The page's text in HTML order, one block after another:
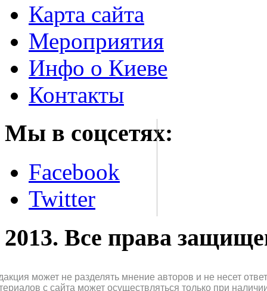
Карта сайта
Мероприятия
Инфо о Киеве
Контакты
Мы в соцсетях:
Facebook
Twitter
2013. Все права
может не разделять мнение авторов и не несет
с сайта может осуществляться только при